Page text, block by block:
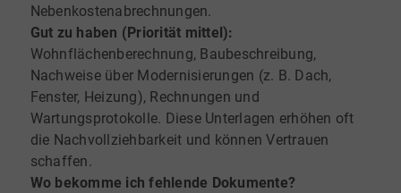
Nebenkostenabrechnungen.
Gut zu haben (Priorität mittel):
Wohnflächenberechnung, Baubeschreibung,
Nachweise über Modernisierungen (z. B. Dach,
Fenster, Heizung), Rechnungen und
Wartungsprotokolle. Diese Unterlagen erhöhen oft
die Nachvollziehbarkeit und können Vertrauen
schaffen.
Wo bekomme ich fehlende Dokumente?